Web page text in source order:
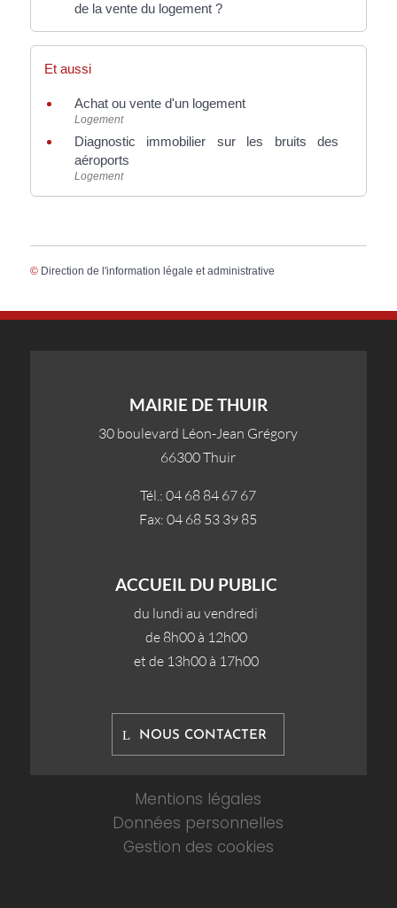
de la vente du logement ?
Et aussi
Achat ou vente d'un logement
Logement
Diagnostic immobilier sur les bruits des
aéroports
Logement
© Direction de l'information légale et administrative
MAIRIE DE THUIR
30 boulevard Léon-Jean Grégory
66300 Thuir
Tél.: 04 68 84 67 67
Fax: 04 68 53 39 85
ACCUEIL DU PUBLIC
du lundi au vendredi
de 8h00 à 12h00
et de 13h00 à 17h00
NOUS CONTACTER
Mentions légales
Données personnelles
Gestion des cookies